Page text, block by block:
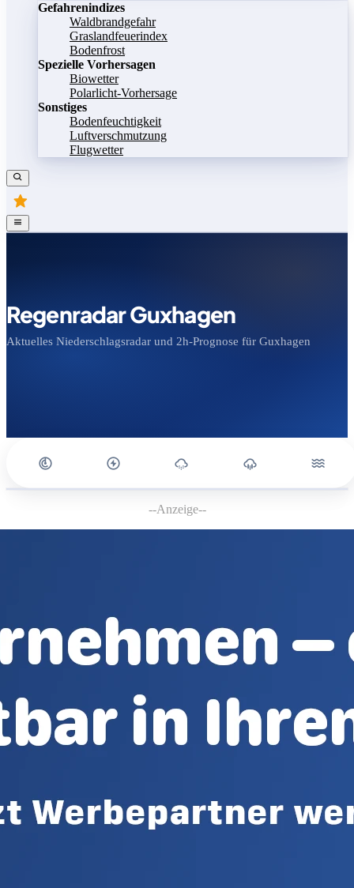
Gefahrenindizes
Waldbrandgefahr
Graslandfeuerindex
Bodenfrost
Spezielle Vorhersagen
Biowetter
Polarlicht-Vorhersage
Sonstiges
Bodenfeuchtigkeit
Luftverschmutzung
Flugwetter
Regenradar Guxhagen
Aktuelles Niederschlagsradar und 2h-Prognose für Guxhagen
--Anzeige--